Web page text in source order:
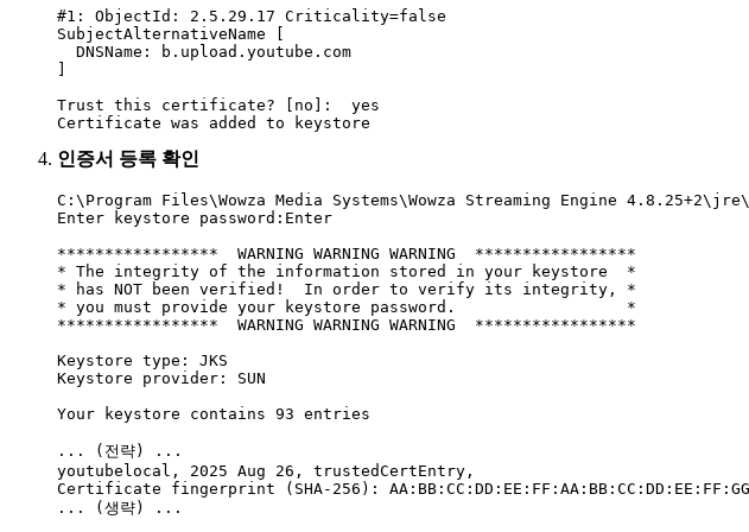
#1: ObjectId: 2.5.29.17 Criticality=false
SubjectAlternativeName [
  DNSName: b.upload.youtube.com
Trust this certificate? [no]: yes
Certificate was added to keystore
인증서 등록 확인
C:\Program Files\Wowza Media Systems\Wowza Streaming Engine
Enter keystore password: Enter
*****************  WARNING WARNING WARNING  *****************
* The integrity of the information stored in your keystore  *
* has NOT been verified!  In order to verify its integrity, *
* you must provide your keystore password.                  *
*****************  WARNING WARNING WARNING  *****************
Keystore type: JKS
Keystore provider: SUN
Your keystore contains 93 entries
... (전략) ...
youtubelocal, 2025 Aug 26, trustedCertEntry,
Certificate fingerprint (SHA-256):
... (생략) ...